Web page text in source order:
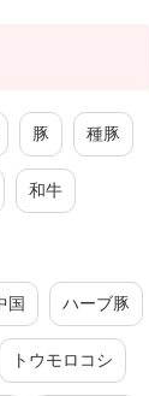
豚 種豚
和牛
国 ハーブ豚
トウモロコシ